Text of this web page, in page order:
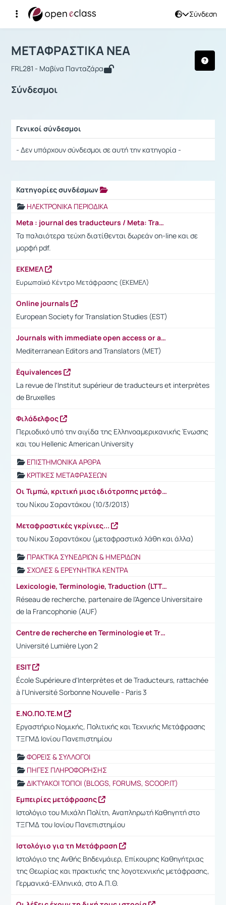
Σύνδεση
Αρχική Σελίδα
Μάθημα : ΜΕΤΑΦΡΑΣΤΙΚΑ ΝΕΑ
ΜΕΤΑΦΡΑΣΤΙΚΑ ΝΕΑ
FRL281 - Μαβίνα Πανταζάρα
Σύνδεσμοι
Γενικοί σύνδεσμοι
- Δεν υπάρχουν σύνδεσμοι σε αυτή την κατηγορία -
Κατηγορίες συνδέσμων
ΗΛΕΚΤΡΟΝΙΚΑ ΠΕΡΙΟΔΙΚΑ
Meta : journal des traducteurs / Meta: Translators' Journal
Τα παλαιότερα τεύχη διατίθενται δωρεάν on-line και σε
μορφή pdf.
ΕΚΕΜΕΛ
Ευρωπαϊκό Κέντρο Μετάφρασης (ΕΚΕΜΕΛ)
Online journals
European Society for Translation Studies (EST)
Journals with immediate open access or access after 6 months
Mediterranean Editors and Translators (MET)
Équivalences
La revue de l'Institut supérieur de traducteurs et interprètes
de Bruxelles
Φιλάδελφος
Περιοδικό υπό την αιγίδα της Ελληνοαμερικανικής Ένωσης
και του Hellenic American University
ΕΠΙΣΤΗΜΟΝΙΚΑ ΑΡΘΡΑ
ΚΡΙΤΙΚΕΣ ΜΕΤΑΦΡΑΣΕΩΝ
Οι Τιμπώ, κριτική μιας ιδιότροπης μετάφρασης
του Νίκου Σαραντάκου (10/3/2013)
Μεταφραστικές γκρίνιες...
του Νίκου Σαραντάκου (μεταφραστικά λάθη και άλλα)
ΠΡΑΚΤΙΚΑ ΣΥΝΕΔΡΙΩΝ & ΗΜΕΡΙΔΩΝ
ΣΧΟΛΕΣ & ΕΡΕΥΝΗΤΙΚΑ ΚΕΝΤΡΑ
Lexicologie, Terminologie, Traduction (LTT)
Réseau de recherche, partenaire de l'Agence Universitaire
de la Francophonie (AUF)
Centre de recherche en Terminologie et Traduction (CRTT)
Université Lumière Lyon 2
ESIT
École Supérieure d'Interprètes et de Traducteurs, rattachée
à l'Université Sorbonne Nouvelle - Paris 3
Ε.ΝΟ.ΠΟ.ΤΕ.Μ
Εργαστήριο Νομικής, Πολιτικής και Τεχνικής Μετάφρασης
ΤΞΓΜΔ Ιονίου Πανεπιστημίου
ΦΟΡΕΙΣ & ΣΥΛΛΟΓΟΙ
ΠΗΓΕΣ ΠΛΗΡΟΦΟΡΗΣΗΣ
ΔΙΚΤΥΑΚΟΙ ΤΟΠΟΙ (BLOGS, FORUMS, SCOOP.IT)
Εμπειρίες μετάφρασης
Ιστολόγιο του Μιχάλη Πολίτη, Αναπληρωτή Καθηγητή στο
ΤΞΓΜΔ του Ιονίου Πανεπιστημίου
Ιστολόγιο για τη Μετάφραση
Ιστολόγιο της Ανθής Βηδενμάιερ, Επίκουρης Καθηγήτριας
της Θεωρίας και πρακτικής της λογοτεχνικής μετάφρασης,
Γερμανικά-Ελληνικά, στο Α.Π.Θ.